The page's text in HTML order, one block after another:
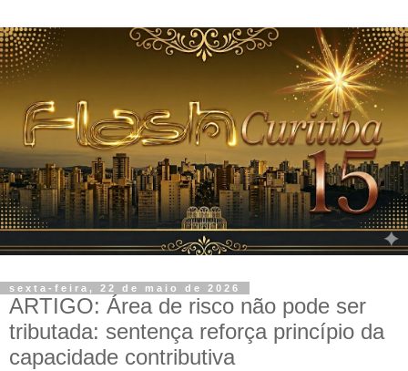
sexta-feira, 22 de maio de 2026
ARTIGO: Área de risco não pode ser
tributada: sentença reforça princípio da
capacidade contributiva